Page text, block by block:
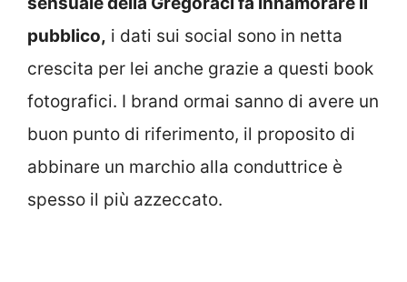
pubblico, i dati sui social sono in netta
crescita per lei anche grazie a questi book
fotografici. I brand ormai sanno di avere un
buon punto di riferimento, il proposito di
abbinare un marchio alla conduttrice è
spesso il più azzeccato.